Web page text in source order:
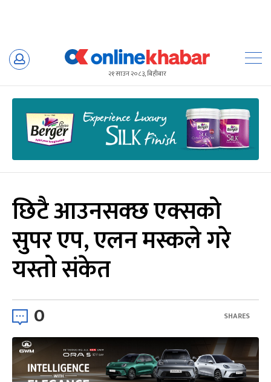
Skip
२१ साउन २०८३, बिहीबार
छिटै आउनसक्छ एक्सको
सुपर एप, एलन मस्कले गरे
यस्तो संकेत
0 SHARES